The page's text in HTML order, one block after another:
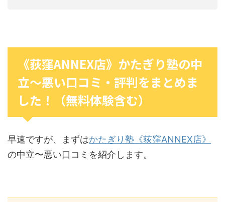
《荻窪ANNEX店》かたぎり塾の中
立〜悪い口コミ・評判をまとめま
した！（無料体験含む）
早速ですが、まずはかたぎり塾《荻窪ANNEX店》
の中立〜悪い口コミを紹介します。